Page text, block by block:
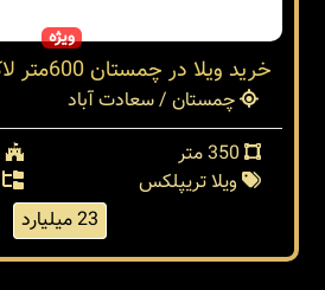
ویژه
خرید ویلا در چمستان 600متر لاکچری سعادت آباد
چمستان / سعادت آباد
ویلا تریپلکس
23 میلیارد